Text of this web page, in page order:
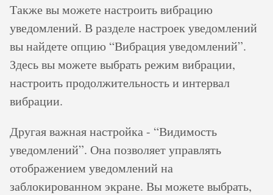
Также вы можете настроить вибрацию
уведомлений. В разделе настроек уведомлений
вы найдете опцию “Вибрация уведомлений”.
Здесь вы можете выбрать режим вибрации,
настроить продолжительность и интервал
вибрации.
Другая важная настройка - “Видимость
уведомлений”. Она позволяет управлять
отображением уведомлений на
заблокированном экране. Вы можете выбрать,